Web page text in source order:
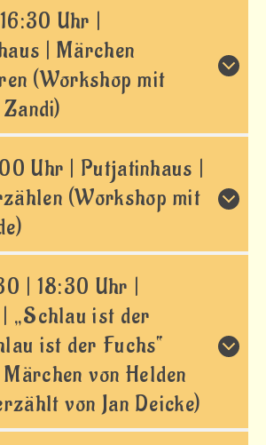
und weitere Planung
für unsere Besucher
Uhr |
| Märchen
(Workshop mit
Uhr | Putjatinhaus |
(Workshop mit
| 18:30 Uhr |
„Schlau ist der
ist der Fuchs“
von Helden
von Jan Deicke)